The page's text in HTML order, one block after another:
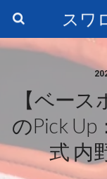
スワ
【ベー
のPick Up
式 内